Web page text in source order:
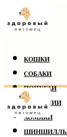
КОШКИ
СОБАКИ
ПОПУГАИ
РЕПТИЛИИ
ХОМЯКИ